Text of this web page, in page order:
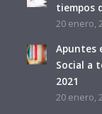
tiempos
20 enero,
Apuntes
Social a
2021
20 enero,